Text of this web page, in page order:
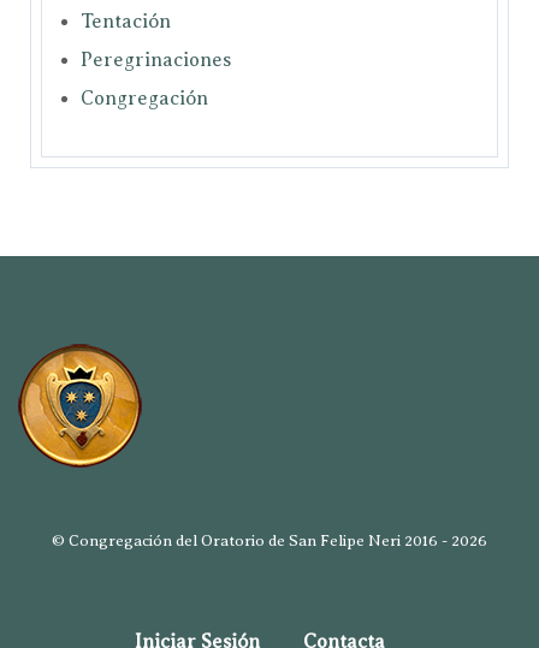
Tentación
Peregrinaciones
Congregación
© Congregación del Oratorio de San Felipe Neri 2016 - 2026
Iniciar Sesión Contacta